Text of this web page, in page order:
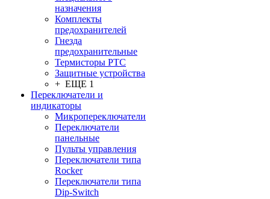
назначения
Комплекты
предохранителей
Гнезда
предохранительные
Термисторы PTC
Защитные устройства
+ ЕЩЕ 1
Переключатели и
индикаторы
Микропереключатели
Переключатели
панельные
Пульты управления
Переключатели типа
Rocker
Переключатели типа
Dip-Switch